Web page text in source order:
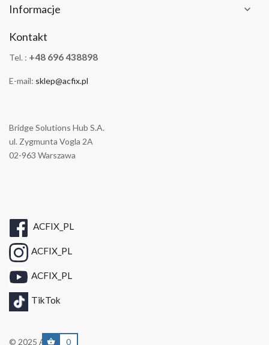
Informacje 
Kontakt
Tel. : +48 696 438898
E-mail: sklep@acfix.pl
Bridge Solutions Hub S.A.
ul. Zygmunta Vogla 2A
02-963 Warszawa
ACFIX_PL
ACFIX_PL
ACFIX_PL
TikTok
© 2025 A/C FIX0